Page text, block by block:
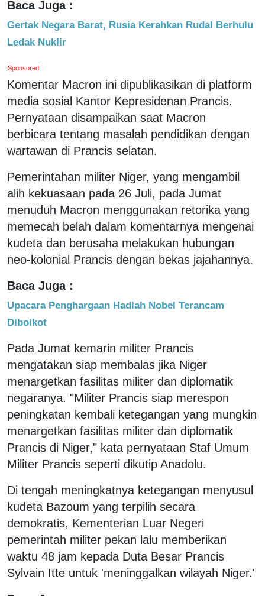
Baca Juga :
Gertak Negara Barat, Rusia Kerahkan Rudal Berhulu
Ledak Nuklir
Sponsored
Komentar Macron ini dipublikasikan di platform
media sosial Kantor Kepresidenan Prancis.
Pernyataan disampaikan saat Macron
berbicara tentang masalah pendidikan dengan
wartawan di Prancis selatan.
Pemerintahan militer Niger, yang mengambil
alih kekuasaan pada 26 Juli, pada Jumat
menuduh Macron menggunakan retorika yang
memecah belah dalam komentarnya mengenai
kudeta dan berusaha melakukan hubungan
neo-kolonial Prancis dengan bekas jajahannya.
Baca Juga :
Upacara Penghargaan Hadiah Nobel Terancam
Diboikot
Pada Jumat kemarin militer Prancis
mengatakan siap membalas jika Niger
menargetkan fasilitas militer dan diplomatik
negaranya. "Militer Prancis siap merespon
peningkatan kembali ketegangan yang mungkin
menargetkan fasilitas militer dan diplomatik
Prancis di Niger," kata pernyataan Staf Umum
Militer Prancis seperti dikutip Anadolu.
Di tengah meningkatnya ketegangan menyusul
kudeta Bazoum yang terpilih secara
demokratis, Kementerian Luar Negeri
pemerintah militer pekan lalu memberikan
waktu 48 jam kepada Duta Besar Prancis
Sylvain Itte untuk 'meninggalkan wilayah Niger.'